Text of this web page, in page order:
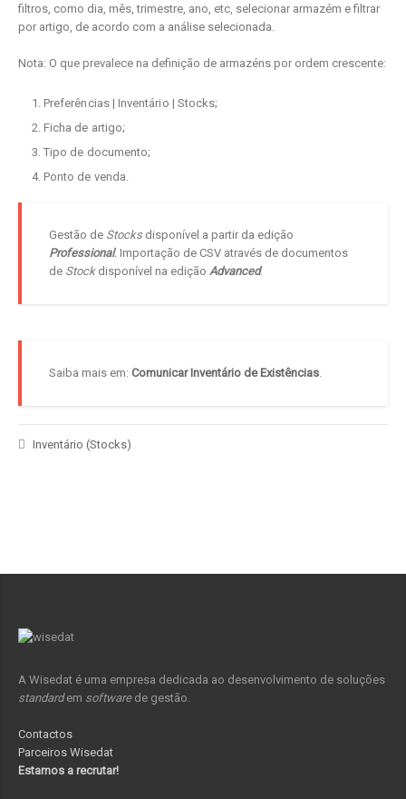
filtros, como dia, mês, trimestre, ano, etc, selecionar armazém e filtrar
por artigo, de acordo com a análise selecionada.
Nota: O que prevalece na definição de armazéns por ordem crescente:
Preferências | Inventário | Stocks;
Ficha de artigo;
Tipo de documento;
Ponto de venda.
Gestão de Stocksdisponível a partir da edição
Professional. Importação de CSV através de documentos
de Stockdisponível na edição Advanced.
Saiba mais em: Comunicar Inventário de Existências.
Inventário (Stocks)
A Wisedat é uma empresa dedicada ao desenvolvimento de soluções
standardem softwarede gestão.
Contactos
Parceiros Wisedat
Estamos a recrutar!